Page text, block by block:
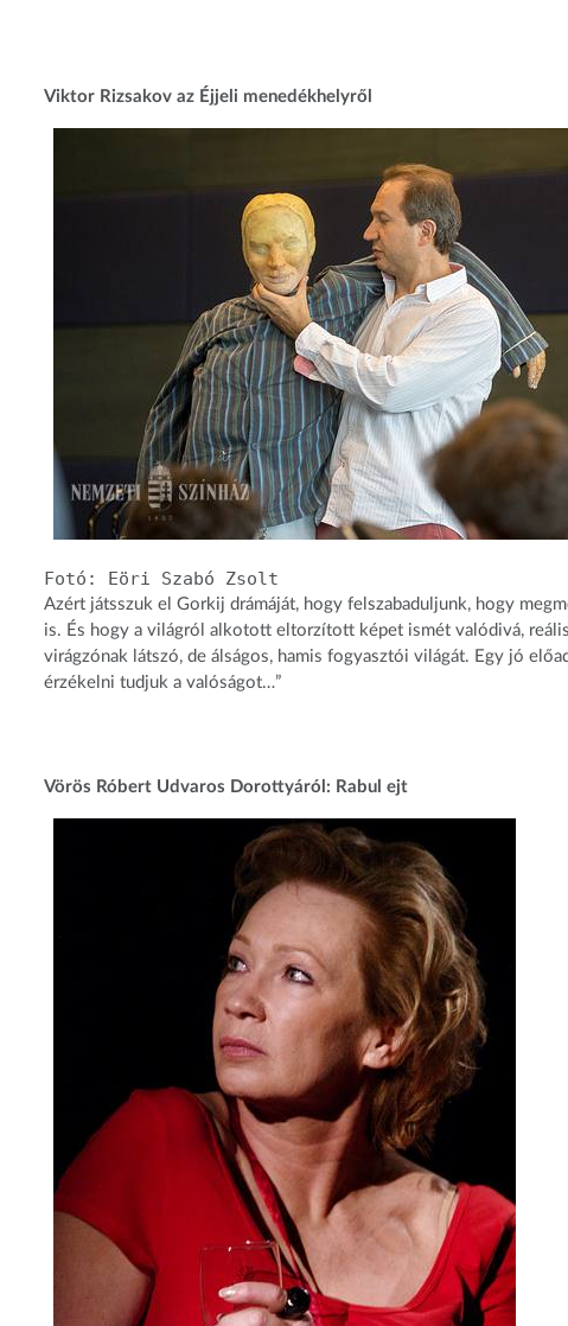
Viktor Rizsakov az Éjjeli menedékhelyről
Fotó: Eöri Szabó Zsolt
Azért játsszuk el Gorkij drámáját, hogy felszabaduljunk, hogy
is. És hogy a világról alkotott eltorzított képet ismét valódivá,
virágzónak látszó, de álságos, hamis fogyasztói világát. Egy jó
érzékelni tudjuk a valóságot…”
Vörös Róbert Udvaros Dorottyáról: Rabul ejt